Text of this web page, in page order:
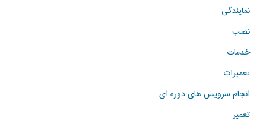
نمایندگی
نصب
خدمات
تعمیرات
انجام سرویس های دوره ای
تعمیر